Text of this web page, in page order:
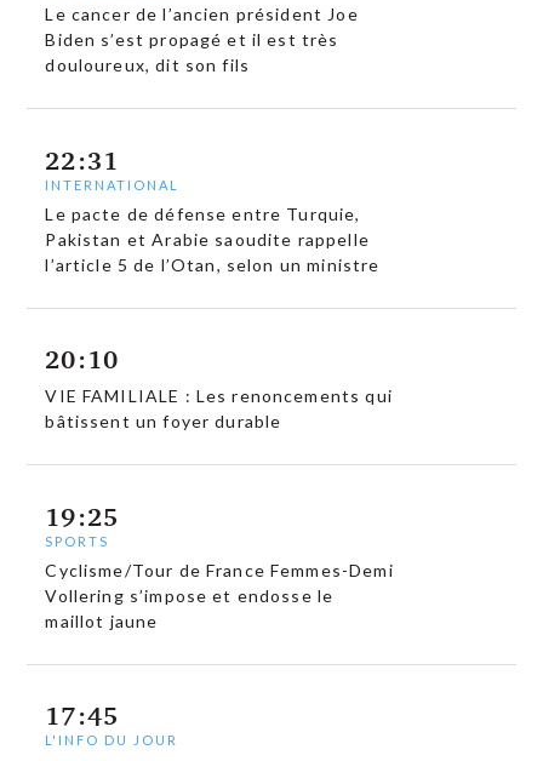
Le cancer de l’ancien président Joe
Biden s’est propagé et il est très
douloureux, dit son fils
22:31
INTERNATIONAL
Le pacte de défense entre Turquie,
Pakistan et Arabie saoudite rappelle
l’article 5 de l’Otan, selon un ministre
20:10
VIE FAMILIALE : Les renoncements qui
bâtissent un foyer durable
19:25
SPORTS
Cyclisme/Tour de France Femmes-Demi
Vollering s’impose et endosse le
maillot jaune
17:45
L'INFO DU JOUR